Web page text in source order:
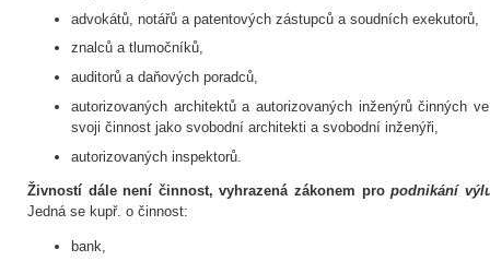
advokátů, notářů a patentových zástupců a soudních exekutorů,
znalců a tlumočníků,
auditorů a daňových poradců,
autorizovaných architektů a autorizovaných inženýrů činných
svoji činnost jako svobodní architekti a svobodní inženýři,
autorizovaných inspektorů.
Živností dále není činnost, vyhrazená zákonem propodnikání
Jedná se kupř. o činnost:
bank,